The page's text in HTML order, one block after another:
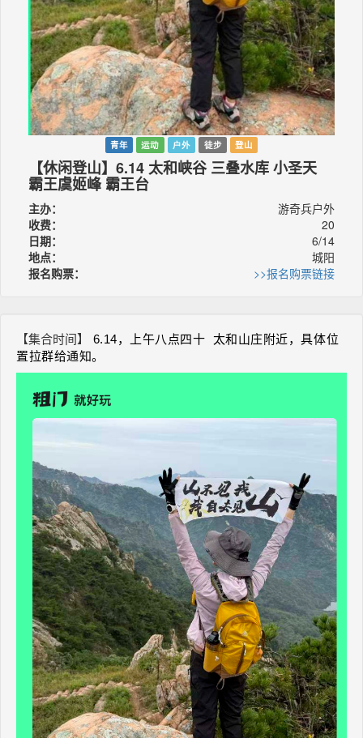
青年 运动 户外 徒步 登山
【休闲登山】6.14 太和峡谷 三叠水库 小圣天
霸王虞姬峰 霸王台
主办：
游奇兵户外
收费：
20
日期：
6/14
地点：
城阳
报名购票：
>>报名购票链接
【集合时间】
6.14，上午八点四十 太和山庄附近，具体位
置拉群给通知。